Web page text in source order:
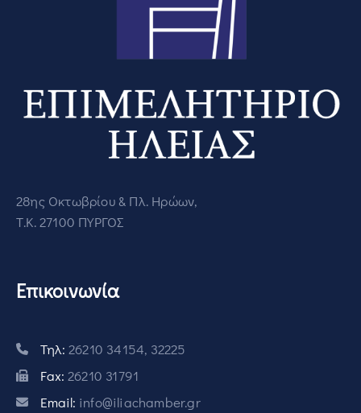
28ης Οκτωβρίου & Πλ. Ηρώων,
Τ.Κ. 27100 ΠΥΡΓΟΣ
Επικοινωνία
Τηλ: 26210 34154, 32225
Fax: 26210 31791
Email: info@iliachamber.gr